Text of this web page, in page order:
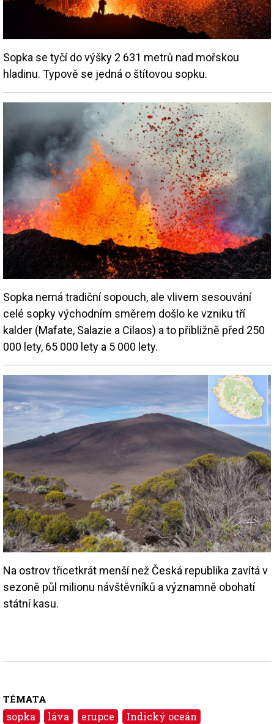
Sopka se tyčí do výšky 2 631 metrů nad mořskou
hladinu. Typově se jedná o štítovou sopku.
Sopka nemá tradiční sopouch, ale vlivem sesouvání
celé sopky východním směrem došlo ke vzniku tří
kalder (Mafate, Salazie a Cilaos) a to přibližně před 250
000 lety, 65 000 lety a 5 000 lety.
Na ostrov třicetkrát menší než Česká republika zavítá v
sezoně půl milionu návštěvníků a významně obohatí
státní kasu.
TÉMATA
sopka láva erupce Indický oceán